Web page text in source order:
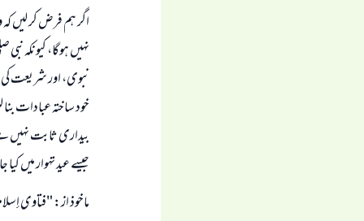
اگر ہم فرض کر لیں
نہیں ہوگا، کیونکہ
نبوی، اور شریعت
خود ساختہ عبادات
بیداری ثابت نہیں
جیسے عید تہوار میں
ماخوذ از: "فتاوى